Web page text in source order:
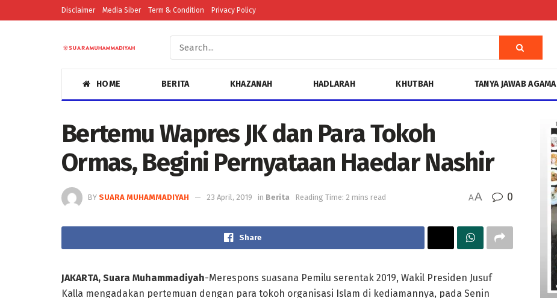
Disclaimer Media Siber Term & Condition Privacy Policy
HOME BERITA KHAZANAH HADLARAH KHUTBAH TANYA JAWAB AGAMA
Bertemu Wapres JK dan Para Tokoh
Ormas, Begini Pernyataan Haedar Nashir
BY SUARA MUHAMMADIYAH 23 April, 2019 in Berita Reading Time: 2 mins read AA 0
Share
JAKARTA, Suara Muhammadiyah-Merespons suasana Pemilu serentak 2019, Wakil Presiden Jusuf
Kalla mengadakan pertemuan dengan para tokoh organisasi Islam di kediamannya, pada Senin